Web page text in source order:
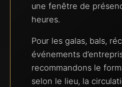
une fenêtre de
heures.
Pour les galas, bals,
événements
recommandons le
selon le lieu, la